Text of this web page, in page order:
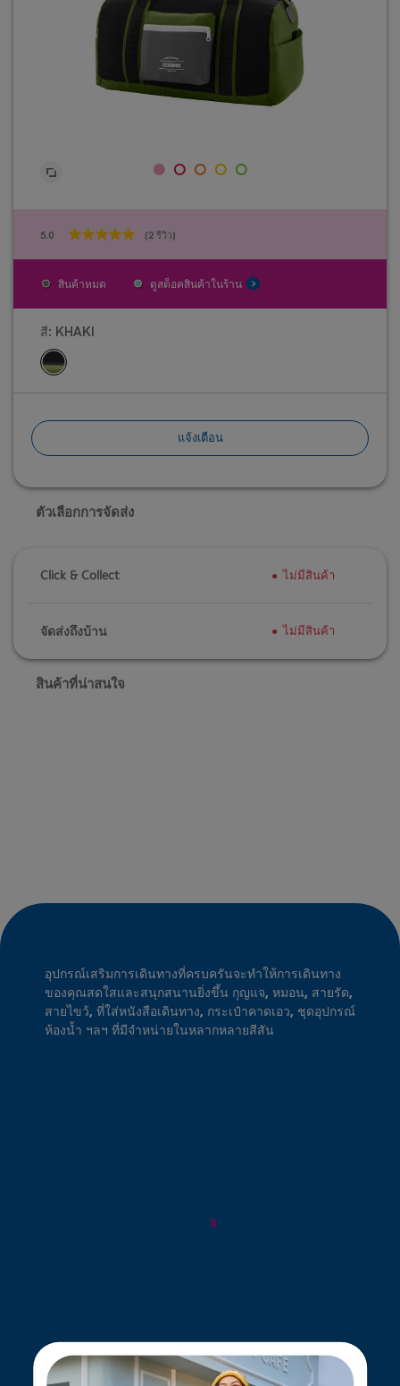
5.0 (2 รีวิว)
5.0
จาก
5
2
บท
วิจารณ์
สินค้าหมด ดูสต็อคสินค้าในร้าน
สี: KHAKI
แจ้งเตือน
ตัวเลือกการจัดส่ง
Click & Collect ไม่มีสินค้า
จัดส่งถึงบ้าน ไม่มีสินค้า
สินค้าที่น่าสนใจ
อุปกรณ์เสริมการเดินทางที่ครบครันจะทำให้การเดินทาง
ของคุณสดใสและสนุกสนานยิ่งขึ้น กุญแจ, หมอน, สายรัด,
สายไขว้, ที่ใส่หนังสือเดินทาง, กระเป๋าคาดเอว, ชุดอุปกรณ์
ห้องน้ำ ฯลฯ ที่มีจำหน่ายในหลากหลายสีสัน